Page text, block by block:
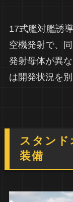
17式艦対艦誘
空機発射で、
発射母体が異
は開発状況を別
スタン
装備